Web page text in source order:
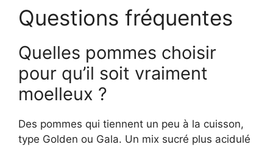
Questions fréquentes
Quelles pommes choisir
pour qu’il soit vraiment
moelleux ?
Des pommes qui tiennent un peu à la cuisson,
type Golden ou Gala. Un mix sucré plus acidulé